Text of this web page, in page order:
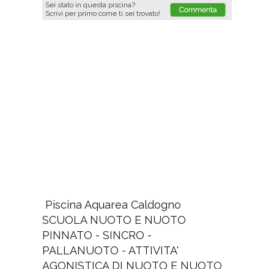
Sei stato in questa piscina?
Scrivi per primo come ti sei trovato!
Piscina Aquarea Caldogno
SCUOLA NUOTO E NUOTO
PINNATO - SINCRO -
PALLANUOTO - ATTIVITA'
AGONISTICA DI NUOTO E NUOTO